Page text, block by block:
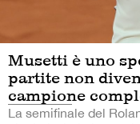
Musetti è uno
partite non
campione
La semifinale del